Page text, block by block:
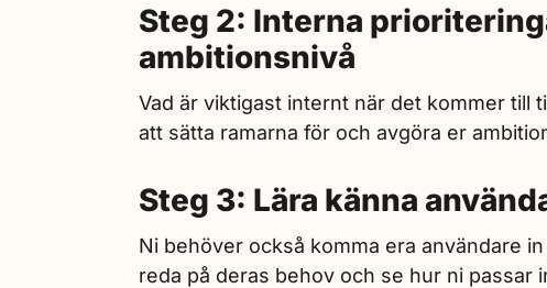
Steg 2: Interna
ambitionsnivå
Vad är viktigast internt när det kommer till
att sätta ramarna för och avgöra er
Steg 3: Lära känna
Ni behöver också komma era användare
reda på deras behov och se hur ni passar